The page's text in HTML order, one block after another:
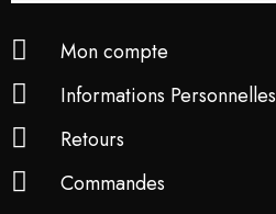
Mon compte
Informations Personnelles
Retours
Commandes